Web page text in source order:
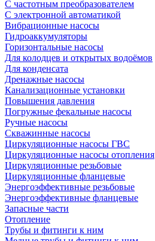
С частотным преобразователем
С электронной автоматикой
Вибрационные насосы
Гидроаккумуляторы
Горизонтальные насосы
Для колодцев и открытых водоёмов
Для конденсата
Дренажные насосы
Канализационные установки
Повышения давления
Погружные фекальные насосы
Ручные насосы
Скважинные насосы
Циркуляционные насосы ГВС
Циркуляционные насосы отопления
Циркуляционные резьбовые
Циркуляционные фланцевые
Энергоэффективные резьбовые
Энергоэффективные фланцевые
Запасные части
Отопление
Трубы и фитинги к ним